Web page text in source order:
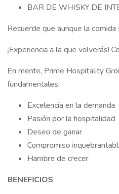
BAR DE WHISKY DE
Recuerde que aunque la
¡Experiencia a la que volverás!
En mente, Prime Hospitality
fundamentales:
Excelencia en la demanda
Pasión por la hospitalidad
Deseo de ganar
Compromiso
Hambre de crecer
BENEFICIOS